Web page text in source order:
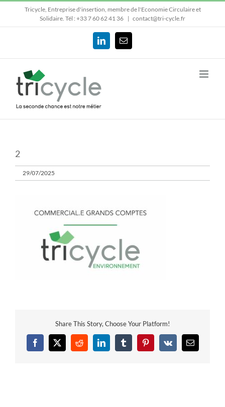
contenu
Tricycle, Entreprise d'insertion, membre de l'Economie Circulaire et
Solidaire. Tél : +33 7 60 62 41 36 | contact@tri-cycle.fr
LinkedInEmail
2
29/07/2025
Share This Story, Choose Your Platform!
Facebook
X RedditLinkedInTumblrPinterest
Vk Email